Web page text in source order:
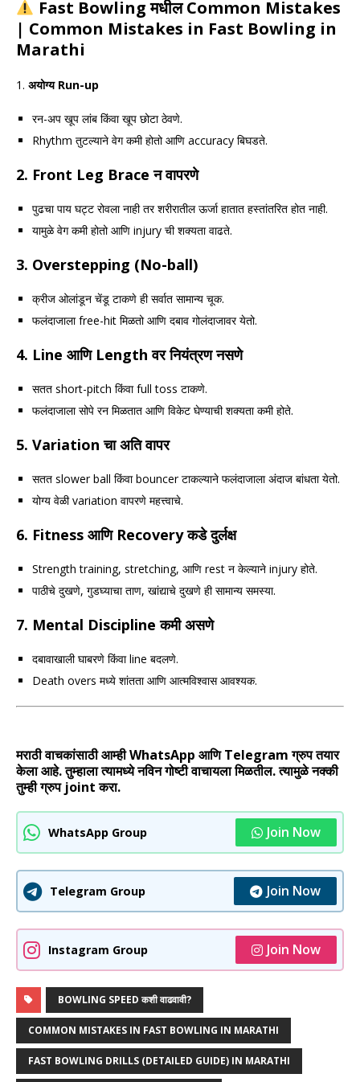
Fast Bowling मधील Common Mistakes
| Common Mistakes in Fast Bowling in
Marathi
1. अयोग्य Run-up
रन-अप खूप लांब किंवा खूप छोटा ठेवणे.
Rhythm तुटल्याने वेग कमी होतो आणि accuracy बिघडते.
2. Front Leg Brace न वापरणे
पुढचा पाय घट्ट रोवला नाही तर शरीरातील ऊर्जा हातात हस्तांतरित होत नाही.
यामुळे वेग कमी होतो आणि injury ची शक्यता वाढते.
3. Overstepping (No-ball)
क्रीज ओलांडून चेंडू टाकणे ही सर्वात सामान्य चूक.
फलंदाजाला free-hit मिळतो आणि दबाव गोलंदाजावर येतो.
4. Line आणि Length वर नियंत्रण नसणे
सतत short-pitch किंवा full toss टाकणे.
फलंदाजाला सोपे रन मिळतात आणि विकेट घेण्याची शक्यता कमी होते.
5. Variation चा अति वापर
सतत slower ball किंवा bouncer टाकल्याने फलंदाजाला अंदाज बांधता येतो.
योग्य वेळी variation वापरणे महत्त्वाचे.
6. Fitness आणि Recovery कडे दुर्लक्ष
Strength training, stretching, आणि rest न केल्याने injury होते.
पाठीचे दुखणे, गुडघ्याचा ताण, खांद्याचे दुखणे ही सामान्य समस्या.
7. Mental Discipline कमी असणे
दबावाखाली घाबरणे किंवा line बदलणे.
Death overs मध्ये शांतता आणि आत्मविश्वास आवश्यक.
मराठी वाचकांसाठी आम्ही WhatsApp आणि Telegram ग्रुप तयार
केला आहे. तुम्हाला त्यामध्ये नविन गोष्टी वाचायला मिळतील. त्यामुळे नक्की
तुम्ही ग्रुप joint करा.
WhatsApp Group Join Now
Telegram Group Join Now
Instagram Group Join Now
BOWLING SPEED कशी वाढवावी?
COMMON MISTAKES IN FAST BOWLING IN MARATHI
FAST BOWLING DRILLS (DETAILED GUIDE) IN MARATHI